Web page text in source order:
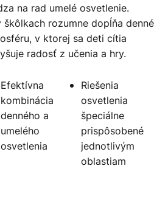
na rad umelé osvetlenie.
škôlkach rozumne dopĺňa denné
v ktorej sa deti cítia
radosť z učenia a hry.
Efektívna
kombinácia
denného a
umelého
osvetlenia
Riešenia
osvetlenia
špeciálne
prispôsobené
jednotlivým
oblastiam